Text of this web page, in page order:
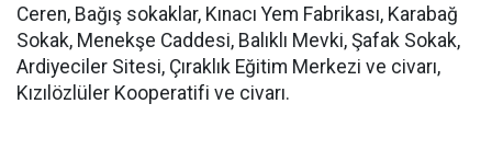
Ceren, Bağış sokaklar, Kınacı Yem Fabrikası, Karabağ
Sokak, Menekşe Caddesi, Balıklı Mevki, Şafak Sokak,
Ardiyeciler Sitesi, Çıraklık Eğitim Merkezi ve civarı,
Kızılözlüler Kooperatifi ve civarı.